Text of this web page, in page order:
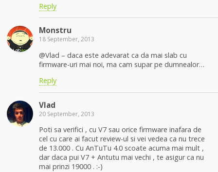
Reply
Monstru
18 September, 2013
@Vlad – daca este adevarat ca da mai slab cu
firmware-uri mai noi, ma cam supar pe dumnealor…
Reply
Vlad
20 September, 2013
Poti sa verifici , cu V7 sau orice firmware inafara de
cel cu care ai facut review-ul si vei vedea ca nu trece
de 13.000 . Cu AnTuTu 4.0 scoate acuma mai mult ,
dar daca pui V7 + Antutu mai vechi , te asigur ca nu
mai prinzi 19000 . :-)